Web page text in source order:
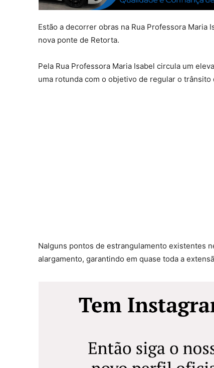
Estão a decorrer obras na Rua Professora Maria
nova ponte de Retorta.
Pela Rua Professora Maria Isabel circula um
uma rotunda com o objetivo de regular o
Nalguns pontos de estrangulamento existentes
alargamento, garantindo em quase toda a